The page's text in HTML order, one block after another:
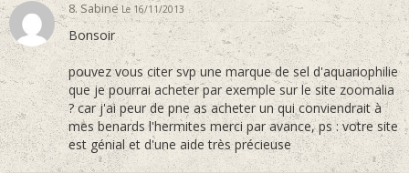
8. SabineLe 16/11/2013
Bonsoir
pouvez vous citer svp une marque de sel d'aquariophilie
que je pourrai acheter par exemple sur le site zoomalia
? car j'ai peur de pne as acheter un qui conviendrait à
mes benards l'hermites merci par avance, ps : votre site
est génial et d'une aide très précieuse